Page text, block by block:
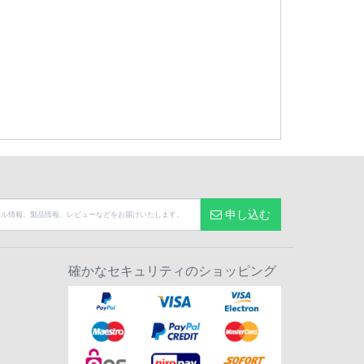
申し込む
確かなセキュリティのショッピング